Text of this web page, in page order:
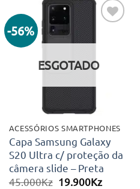
-56%
Adicionar
aos meus
ESGOTADO
ACESSÓRIOS SMARTPHONES
Capa Samsung Galaxy
S20 Ultra c/ proteção da
câmera slide – Preta
45.000Kz O
19.900KzO